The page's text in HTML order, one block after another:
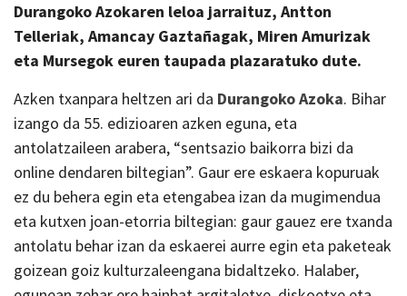
Durangoko Azokaren leloa jarraituz, Antton
Telleriak, Amancay Gaztañagak, Miren Amurizak
eta Mursegok euren taupada plazaratuko dute.
Azken txanpara heltzen ari da Durangoko Azoka. Bihar
izango da 55. edizioaren azken eguna, eta
antolatzaileen arabera, “sentsazio baikorra bizi da
online dendaren biltegian”. Gaur ere eskaera kopuruak
ez du behera egin eta etengabea izan da mugimendua
eta kutxen joan-etorria biltegian: gaur gauez ere txanda
antolatu behar izan da eskaerei aurre egin eta paketeak
goizean goiz kulturzaleengana bidaltzeko. Halaber,